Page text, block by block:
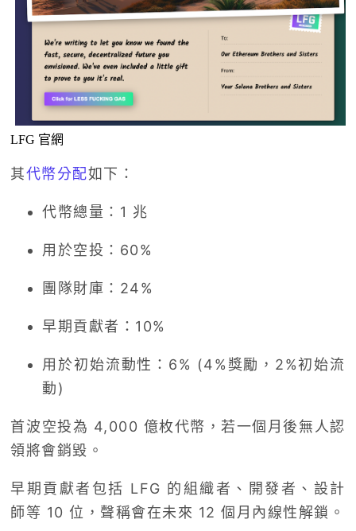
LFG 官網
其代幣分配如下：
代幣總量：1 兆
用於空投：60%
團隊財庫：24%
早期貢獻者：10%
用於初始流動性：6% (4%獎勵，2%初始流
動)
首波空投為 4,000 億枚代幣，若一個月後無人認
領將會銷毀。
早期貢獻者包括 LFG 的組織者、開發者、設計
師等 10 位，聲稱會在未來 12 個月內線性解鎖。